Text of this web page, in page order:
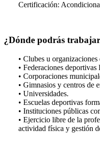
Certificación:
¿Dónde podrás
• Clubes u
• Federaciones
• Corporaciones
• Gimnasios y centros de
• Universidades.
• Escuelas deportivas
• Instituciones públicas
• Ejercicio libre de la
actividad física y gestión